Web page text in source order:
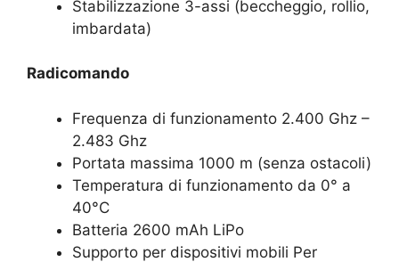
Stabilizzazione 3-assi (beccheggio, rollio,
imbardata)
Radicomando
Frequenza di funzionamento 2.400 Ghz –
2.483 Ghz
Portata massima 1000 m (senza ostacoli)
Temperatura di funzionamento da 0° a
40°C
Batteria 2600 mAh LiPo
Supporto per dispositivi mobili Per